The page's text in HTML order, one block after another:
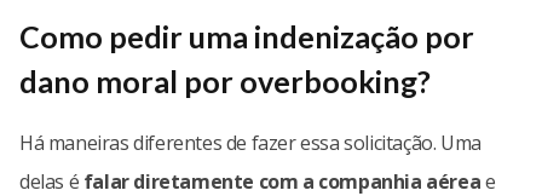
Como pedir uma indenização por
dano moral por overbooking?
Há maneiras diferentes de fazer essa solicitação. Uma
delas é falar diretamente com a companhia aéreae